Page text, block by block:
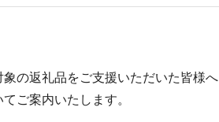
象の返礼品をご支援いただいた皆様へ
ご案内いたします。